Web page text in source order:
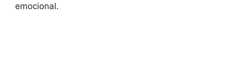
emocional.